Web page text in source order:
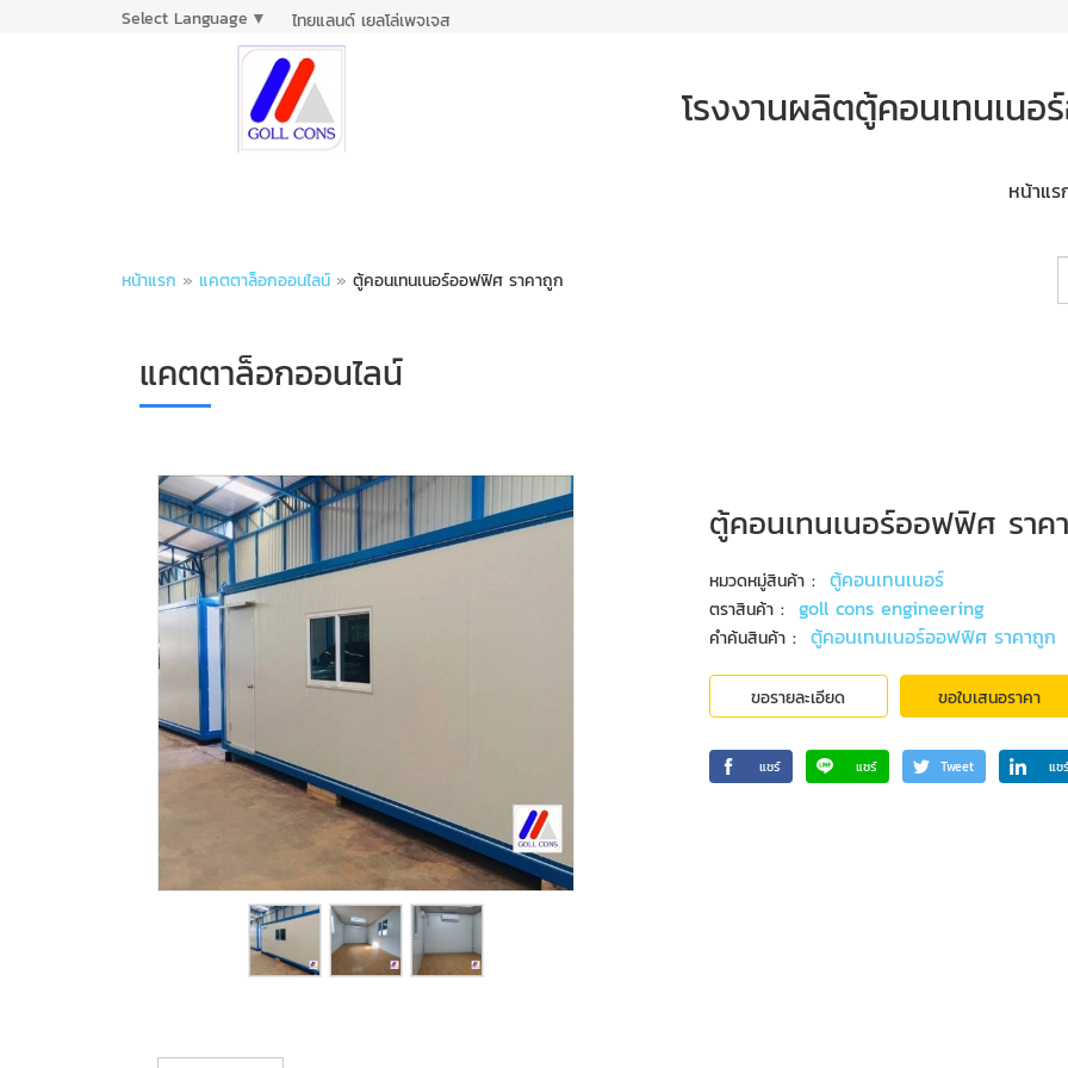
Select Language ▼ ไทยแลนด์ เยลโล่เพจเจส
โรงงานผลิตตู้คอนเทนเน
หน้าแร
หน้าแรก » แคตตาล็อกออนไลน์ » ตู้คอนเทนเนอร์ออฟฟิศ ราคาถูก
แคตตาล็อกออนไลน์
ตู้คอนเทนเนอร์ออฟฟิศ ราค
หมวดหมู่สินค้า: ตู้คอนเทนเนอร์
ตราสินค้า: goll cons engineering
คำค้นสินค้า: ตู้คอนเทนเนอร์ออฟฟิศ ราคาถูก
ขอรายละเอียด ขอใบเสนอราคา
แชร์ แชร์ Tweet แช